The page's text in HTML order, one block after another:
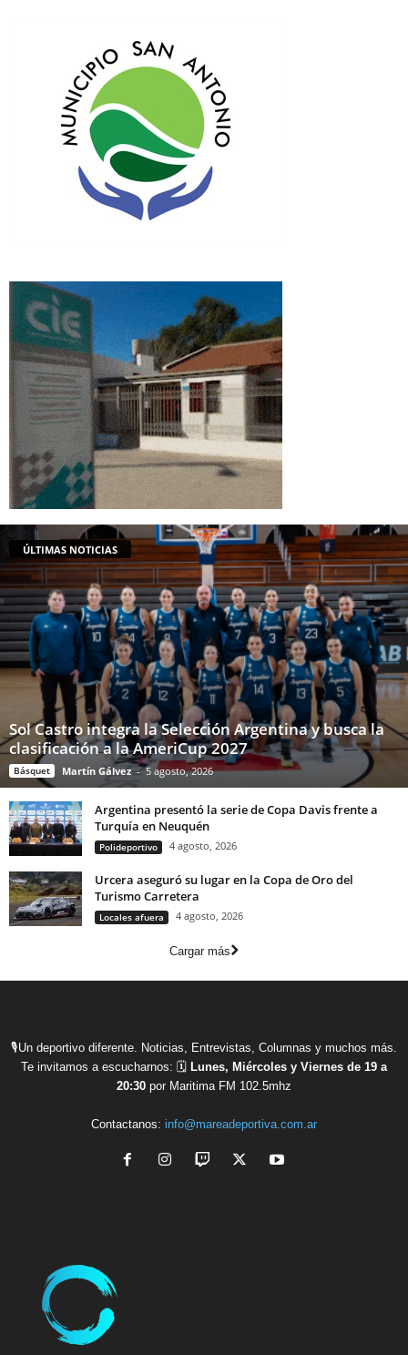
ÚLTIMAS NOTICIAS
Sol Castro integra la Selección Argentina y busca la
clasificación a la AmeriCup 2027
Básquet Martín Gálvez - 5 agosto, 2026
Argentina presentó la serie de Copa Davis frente a
Turquía en Neuquén
Polideportivo 4 agosto, 2026
Urcera aseguró su lugar en la Copa de Oro del
Turismo Carretera
Locales afuera 4 agosto, 2026
Cargar más
🎙Un deportivo diferente. Noticias, Entrevistas, Columnas y muchos más.
Te invitamos a escucharnos: 🗓 Lunes, Miércoles y Viernes de 19 a
20:30 por Maritima FM 102.5mhz
Contactanos: info@mareadeportiva.com.ar